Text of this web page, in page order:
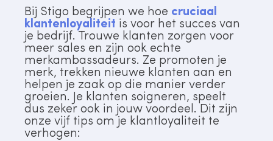
Bij Stigo begrijpen we hoe cruciaal
klantenloyaliteit is voor het succes van
je bedrijf. Trouwe klanten zorgen voor
meer sales en zijn ook echte
merkambassadeurs. Ze promoten je
merk, trekken nieuwe klanten aan en
helpen je zaak op die manier verder
groeien. Je klanten soigneren, speelt
dus zeker ook in jouw voordeel. Dit zijn
onze vijf tips om je klantloyaliteit te
verhogen: